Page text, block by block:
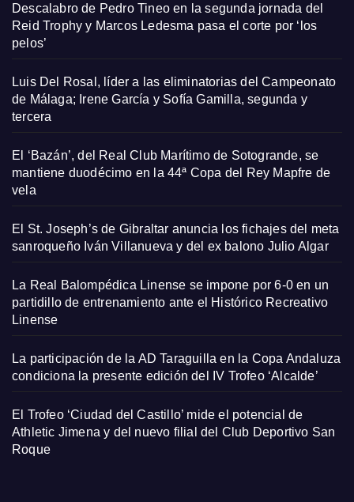
Descalabro de Pedro Tineo en la segunda jornada del
Reid Trophy y Marcos Ledesma pasa el corte por ‘los
pelos’
Luis Del Rosal, líder a las eliminatorias del Campeonato
de Málaga; Irene García y Sofía Gamilla, segunda y
tercera
El ‘Bazán’, del Real Club Marítimo de Sotogrande, se
mantiene duodécimo en la 44ª Copa del Rey Mapfre de
vela
El St. Joseph’s de Gibraltar anuncia los fichajes del meta
sanroqueño Iván Villanueva y del ex balono Julio Algar
La Real Balompédica Linense se impone por 6-0 en un
partidillo de entrenamiento ante el Histórico Recreativo
Linense
La participación de la AD Taraguilla en la Copa Andaluza
condiciona la presente edición del IV Trofeo ‘Alcalde’
El Trofeo ‘Ciudad del Castillo’ mide el potencial de
Athletic Jimena y del nuevo filial del Club Deportivo San
Roque